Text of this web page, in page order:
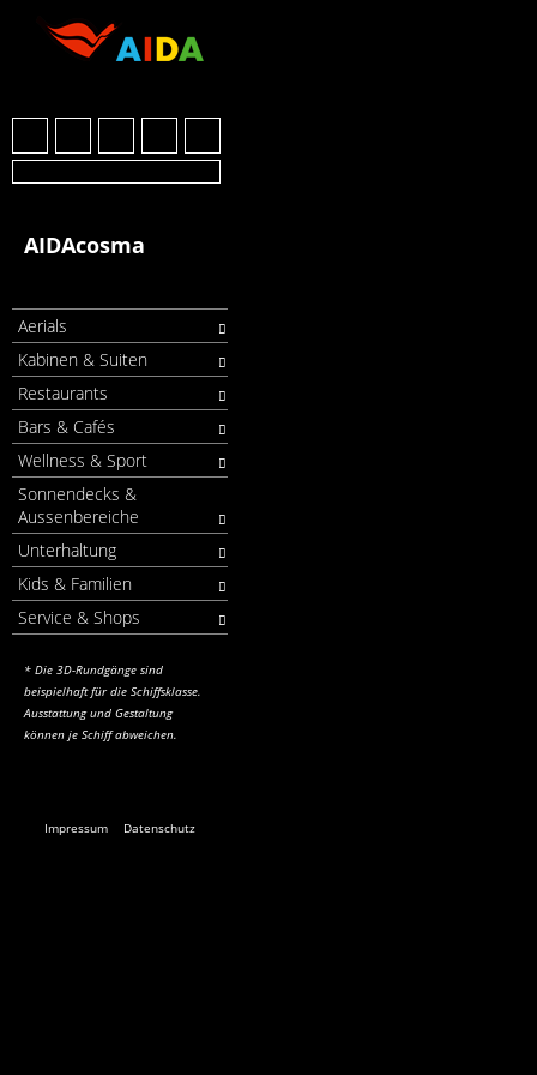
AIDAcosma
Aerials
Kabinen & Suiten
Restaurants
Bars & Cafés
Wellness & Sport
Sonnendecks &
Aussenbereiche
Unterhaltung
Kids & Familien
Service & Shops
* Die 3D-Rundgänge sind
beispielhaft für die Schiffsklasse.
Ausstattung und Gestaltung
können je Schiff abweichen.
Impressum Datenschutz